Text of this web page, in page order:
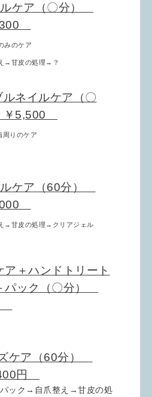
ケア（〇分）
みのケア
→甘皮の処理→？
ルネイルケア（〇
5,500
周りのケア
ケア（60分）
→甘皮の処理→クリアジェル
ア＋ハンドトリート
パック（〇分）
ケア（60分）
円
ック→自爪整え→甘皮の処